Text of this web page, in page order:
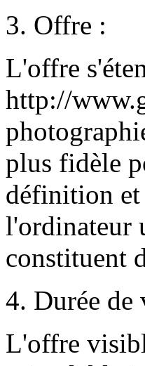
3. Offre :
L'offre
http://
plus fidèle
définition et
l'ordinateur
constituent
4. Durée
L'offre